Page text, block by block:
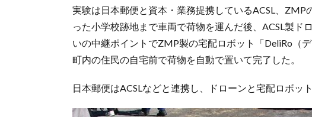
実験は日本郵便と資本・業務提携しているACSL、
った小学校跡地まで車両で荷物を運んだ後、ACSL製ド
いの中継ポイントでZMP製の宅配ロボット「DeliRo（
町内の住民の自宅前で荷物を自動で置いて完了した。
日本郵便はACSLなどと連携し、ドローンと宅配ロボッ